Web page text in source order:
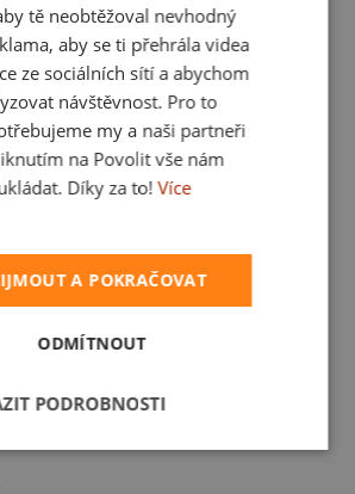
tě neobtěžoval nevhodný
aby se ti přehrála videa
ze sociálních sítí a abychom
návštěvnost. Pro to
my a naši partneři
na Povolit vše nám
Díky za to! Více
A POKRAČOVAT
ODMÍTNOUT
PODROBNOSTI